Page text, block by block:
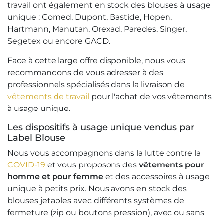
travail ont également en stock des blouses à usage
unique : Comed, Dupont, Bastide, Hopen,
Hartmann, Manutan, Orexad, Paredes, Singer,
Segetex ou encore GACD.
Face à cette large offre disponible, nous vous
recommandons de vous adresser à des
professionnels spécialisés dans la livraison de
vêtements de travail pour l'achat de vos vêtements
à usage unique.
Les dispositifs à usage unique vendus par
Label Blouse
Nous vous accompagnons dans la lutte contre la
COVID-19 et vous proposons des vêtements pour
homme et pour femme et des accessoires à usage
unique à petits prix. Nous avons en stock des
blouses jetables avec différents systèmes de
fermeture (zip ou boutons pression), avec ou sans